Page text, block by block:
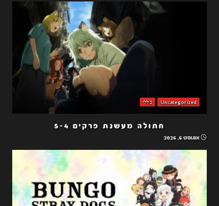
Uncategorized כללי
חתולה מעשנת פרקים 5-4
אוגוסט 6, 2026